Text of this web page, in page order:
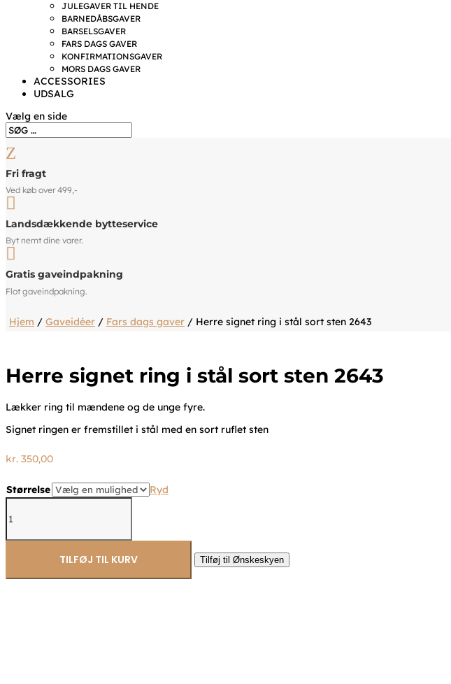
JULEGAVER TIL HENDE
BARNEDÅBSGAVER
BARSELSGAVER
FARS DAGS GAVER
KONFIRMATIONSGAVER
MORS DAGS GAVER
ACCESSORIES
UDSALG
Vælg en side
Z
Fri fragt
Ved køb over 499,-

Landsdækkende bytteservice
Byt nemt dine varer.

Gratis gaveindpakning
Flot gaveindpakning.
Hjem / Gaveidéer / Fars dags gaver / Herre signet ring i stål sort sten 2643
Herre signet ring i stål sort sten 2643
Lækker ring til mændene og de unge fyre.
Signet ringen er fremstillet i stål med en sort ruflet sten
kr. 350,00
Størrelse
Ryd
Herre
signet
i
sten
TILFØJ TIL KURV Tilføj til Ønskeskyen